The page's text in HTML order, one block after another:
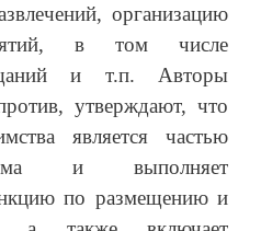
организацию
в том числе
и т.п. Авторы
утверждают, что
является частью
и выполняет
по размещению и